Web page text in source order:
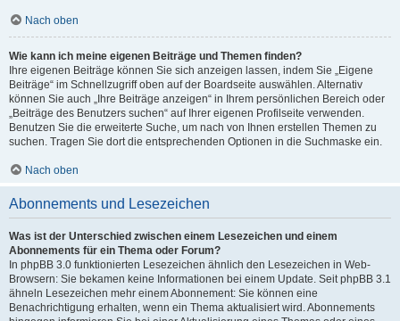
Nach oben
Wie kann ich meine eigenen Beiträge und Themen finden?
Ihre eigenen Beiträge können Sie sich anzeigen lassen, indem Sie „Eigene
Beiträge“ im Schnellzugriff oben auf der Boardseite auswählen. Alternativ
können Sie auch „Ihre Beiträge anzeigen“ in Ihrem persönlichen Bereich oder
„Beiträge des Benutzers suchen“ auf Ihrer eigenen Profilseite verwenden.
Benutzen Sie die erweiterte Suche, um nach von Ihnen erstellen Themen zu
suchen. Tragen Sie dort die entsprechenden Optionen in die Suchmaske ein.
Nach oben
Abonnements und Lesezeichen
Was ist der Unterschied zwischen einem Lesezeichen und einem
Abonnements für ein Thema oder Forum?
In phpBB 3.0 funktionierten Lesezeichen ähnlich den Lesezeichen in Web-
Browsern: Sie bekamen keine Informationen bei einem Update. Seit phpBB 3.1
ähneln Lesezeichen mehr einem Abonnement: Sie können eine
Benachrichtigung erhalten, wenn ein Thema aktualisiert wird. Abonnements